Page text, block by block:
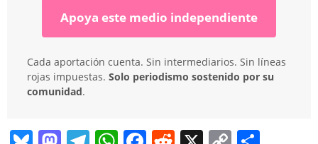
Apoya este medio independiente
Cada aportación cuenta. Sin intermediarios. Sin líneas
rojas impuestas. Solo periodismo sostenido por su
comunidad.